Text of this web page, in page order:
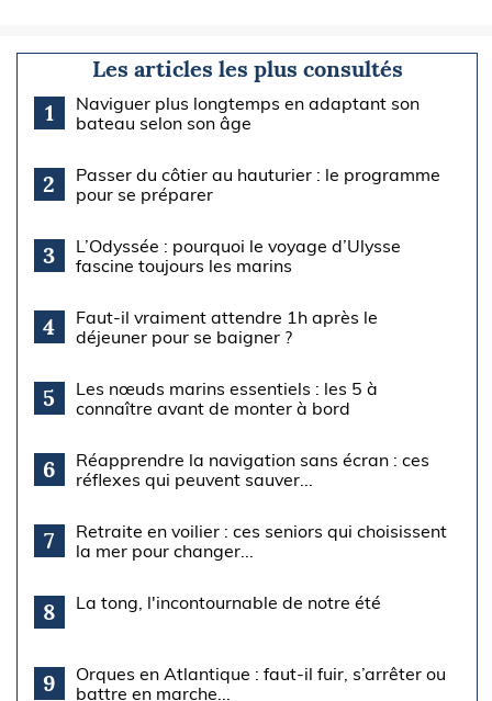
Les articles les plus consultés
1
Naviguer plus longtemps en adaptant son
bateau selon son âge
2
Passer du côtier au hauturier : le programme
pour se préparer
3
L’Odyssée : pourquoi le voyage d’Ulysse
fascine toujours les marins
4
Faut-il vraiment attendre 1h après le
déjeuner pour se baigner ?
5
Les nœuds marins essentiels : les 5 à
connaître avant de monter à bord
6
Réapprendre la navigation sans écran : ces
réflexes qui peuvent sauver...
7
Retraite en voilier : ces seniors qui choisissent
la mer pour changer...
8 La tong, l'incontournable de notre été
9
Orques en Atlantique : faut-il fuir, s’arrêter ou
battre en marche...